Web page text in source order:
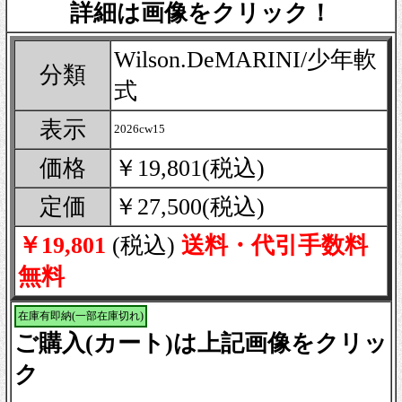
詳細は画像をクリック！
分類
Wilson.DeMARINI/少年軟
式
表示
2026cw15
価格
￥19,801(税込)
定価
￥27,500(税込)
￥19,801 (税込) 送料・代引手数料
無料
在庫有即納(一部在庫切れ)
ご購入(カート)は上記画像をクリッ
ク